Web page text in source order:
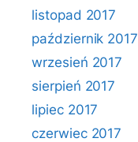
listopad 2017
październik 2017
wrzesień 2017
sierpień 2017
lipiec 2017
czerwiec 2017